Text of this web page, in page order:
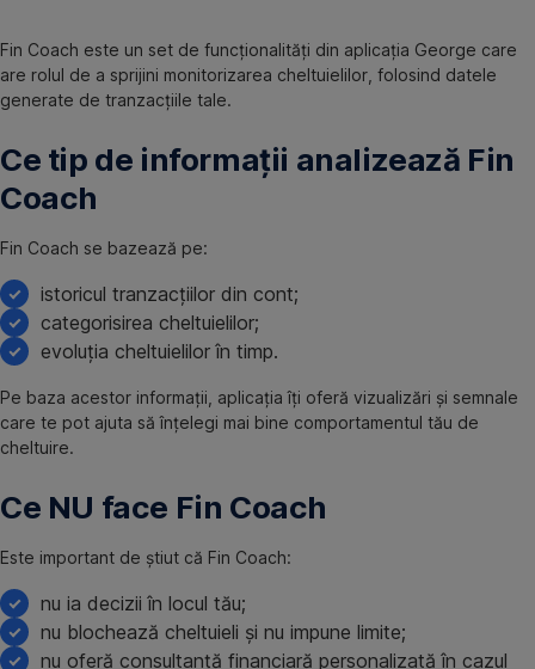
Fin Coach este un set de funcționalități din aplicația George care
are rolul de a sprijini monitorizarea cheltuielilor, folosind datele
generate de tranzacțiile tale.
Ce tip de informații analizează Fin
Coach
Fin Coach se bazează pe:
istoricul tranzacțiilor din cont;
categorisirea cheltuielilor;
evoluția cheltuielilor în timp.
Pe baza acestor informații, aplicația îți oferă vizualizări și semnale
care te pot ajuta să înțelegi mai bine comportamentul tău de
cheltuire.
Ce NU face Fin Coach
Este important de știut că Fin Coach:
nu ia decizii în locul tău;
nu blochează cheltuieli și nu impune limite;
nu oferă consultanță financiară personalizată în cazul